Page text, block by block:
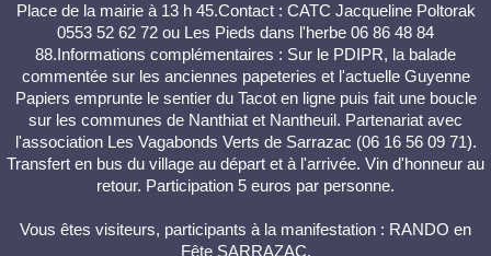
Place de la mairie à 13 h 45.Contact : CATC Jacqueline Poltorak
0553 52 62 72 ou Les Pieds dans l'herbe 06 86 48 84
88.Informations complémentaires : Sur le PDIPR, la balade
commentée sur les anciennes papeteries et l'actuelle Guyenne
Papiers emprunte le sentier du Tacot en ligne puis fait une boucle
sur les communes de Nanthiat et Nantheuil. Partenariat avec
l'association Les Vagabonds Verts de Sarrazac (06 16 56 09 71).
Transfert en bus du village au départ et à l'arrivée. Vin d'honneur au
retour. Participation 5 euros par personne.
Vous êtes visiteurs, participants à la manifestation : RANDO en
Fête SARRAZAC.